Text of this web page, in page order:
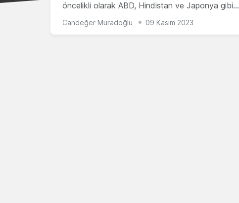
öncelikli olarak ABD, Hindistan ve Japonya gibi…
Candeğer Muradoğlu 09 Kasım 2023